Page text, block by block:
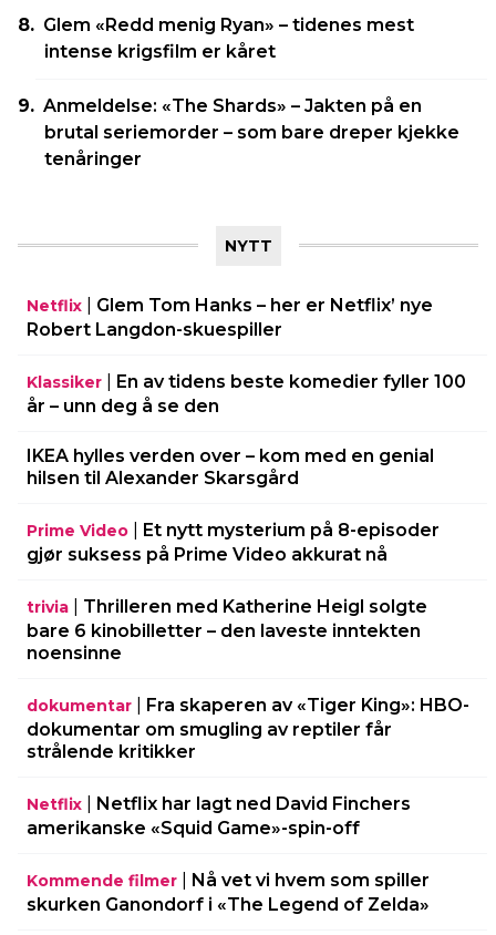
Glem «Redd menig Ryan» – tidenes mest
intense krigsfilm er kåret
Anmeldelse: «The Shards» – Jakten på en
brutal seriemorder – som bare dreper kjekke
tenåringer
NYTT
Netflix
Glem Tom Hanks – her er Netflix’ nye
Robert Langdon-skuespiller
Klassiker
En av tidens beste komedier fyller 100
år – unn deg å se den
IKEA hylles verden over – kom med en genial
hilsen til Alexander Skarsgård
Prime Video
Et nytt mysterium på 8-episoder
gjør suksess på Prime Video akkurat nå
trivia
Thrilleren med Katherine Heigl solgte
bare 6 kinobilletter – den laveste inntekten
noensinne
dokumentar
Fra skaperen av «Tiger King»: HBO-
dokumentar om smugling av reptiler får
strålende kritikker
Netflix
Netflix har lagt ned David Finchers
amerikanske «Squid Game»-spin-off
Kommende filmer
Nå vet vi hvem som spiller
skurken Ganondorf i «The Legend of Zelda»